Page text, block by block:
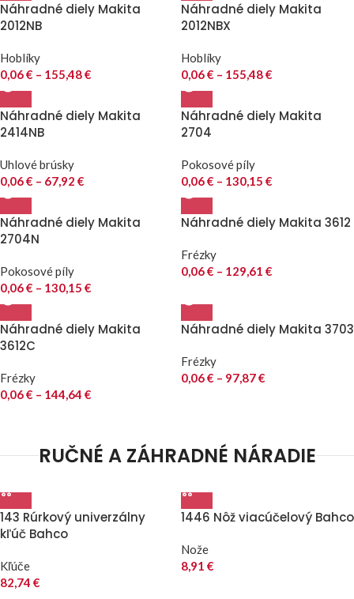
Náhradné diely Makita
2012NB
Hoblíky
0,06€ – 155,48€
Náhradné diely Makita
2012NBX
Hoblíky
0,06€ – 155,48€
Náhradné diely Makita
2414NB
Uhlové brúsky
0,06€ – 67,92 €
Náhradné diely Makita
2704
Pokosové píly
0,06€ – 130,15 €
Náhradné diely Makita
2704N
Pokosové píly
0,06€ – 130,15 €
Náhradné diely Makita 3612
Frézky
0,06€ – 129,61 €
Náhradné diely Makita
3612C
Frézky
0,06€ – 144,64 €
Náhradné diely Makita 3703
Frézky
0,06€ – 97,87€
RUČNÉ A ZÁHRADNÉ NÁRADIE
143 Rúrkový univerzálny
kľúč Bahco
Kľúče
82,74 €
1446 Nôž viacúčelový Bahco
Nože
8,91 €